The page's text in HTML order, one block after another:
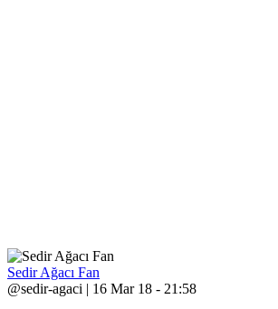
Sedir Ağacı Fan
@sedir-agaci | 16 Mar 18 - 21:58